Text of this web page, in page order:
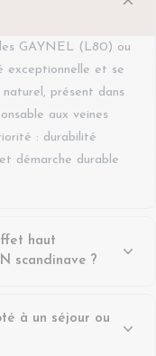
GAYNEL (L80) ou
exceptionnelle et se
présent dans
aux veines
: durabilité
démarche durable
haut
scandinave ?
en finition bronze ou
est une
à un séjour ou